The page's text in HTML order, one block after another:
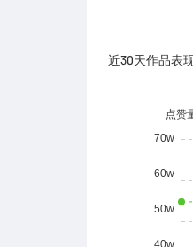
近30天作品表